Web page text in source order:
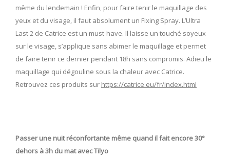
même du lendemain ! Enfin, pour faire tenir le maquillage des
yeux et du visage, il faut absolument un Fixing Spray. L’Ultra
Last 2 de Catrice est un must-have. Il laisse un touché soyeux
sur le visage, s’applique sans abimer le maquillage et permet
de faire tenir ce dernier pendant 18h sans compromis. Adieu le
maquillage qui dégouline sous la chaleur avec Catrice.
Retrouvez ces produits sur https://catrice.eu/fr/index.html
Passer une nuit réconfortante même quand il fait encore 30°
dehors à 3h du mat avec Tilyo